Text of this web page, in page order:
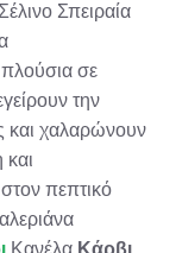
Σπειραία
πλούσια σε
την
και χαλαρώνουν
και
πεπτικό
Κανέλα Κάρβι